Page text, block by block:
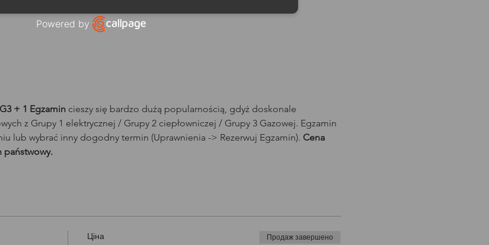
+ 1 Egzamin cieszy się bardzo dużą popularnością, gdyż doskonale
z Grupy 1 elektrycznej / Grupy 2 ciepłowniczej / Grupy 3 Gazowej. Egzamin
lub wybrać inny dogodny termin (Uprawnienia -> Rezerwuj Egzamin). Cena
państwowy.
Ціна Продаж завершено
Powered by